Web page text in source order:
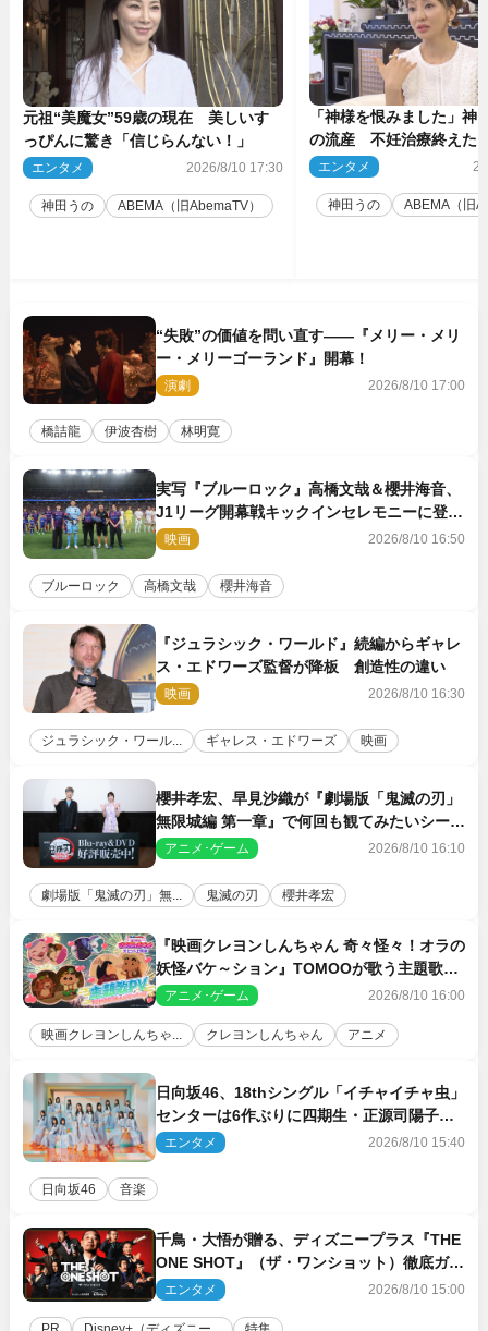
元祖“美魔女”59歳の現在 美しいす
っぴんに驚き「信じらんない！」
エンタメ 2026/8/10 17:30
神田うの ABEMA（旧AbemaTV）
「神様を恨みました」神
の流産 不妊治療終えた
エンタメ
神田うの ABEMA（旧
“失敗”の価値を問い直す――『メリー・メリ
ー・メリーゴーランド』開幕！
演劇 2026/8/10 17:00
橋詰龍 伊波杏樹 林明寛
実写『ブルーロック』高橋文哉＆櫻井海音、
J1リーグ開幕戦キックインセレモニーに登場
＆喜びの声到着
映画 2026/8/10 16:50
ブルーロック 高橋文哉 櫻井海音
『ジュラシック・ワールド』続編からギャレ
ス・エドワーズ監督が降板 創造性の違い
映画 2026/8/10 16:30
ジュラシック・ワール... ギャレス・エドワーズ 映画
櫻井孝宏、早見沙織が『劇場版「鬼滅の刃」
無限城編 第一章』で何回も観てみたいシーン
とは？ イベントレポート到着
アニメ･ゲーム 2026/8/10 16:10
劇場版「鬼滅の刃」無... 鬼滅の刃 櫻井孝宏
『映画クレヨンしんちゃん 奇々怪々！オラの
妖怪バケ～ション』TOMOOが歌う主題歌
「大人になったら」PV解禁
アニメ･ゲーム 2026/8/10 16:00
映画クレヨンしんちゃ... クレヨンしんちゃん アニメ
日向坂46、18thシングル「イチャイチャ虫」
センターは6作ぶりに四期生・正源司陽子
新ビジュアル解禁
エンタメ 2026/8/10 15:40
日向坂46 音楽
千鳥・大悟が贈る、ディズニープラス『THE
ONE SHOT』（ザ・ワンショット）徹底ガイ
ド！ 今のお笑い界に一石を投じる“真の笑
エンタメ 2026/8/10 15:00